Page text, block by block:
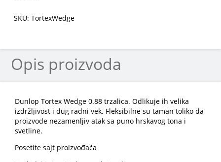
SKU: TortexWedge
Opis proizvoda
Dunlop Tortex Wedge 0.88 trzalica. Odlikuje ih velika
izdržljivost i dug radni vek. Fleksibilne su taman toliko da
proizvode nezamenljiv atak sa puno hrskavog tona i
svetline.
Posetite sajt proizvođača